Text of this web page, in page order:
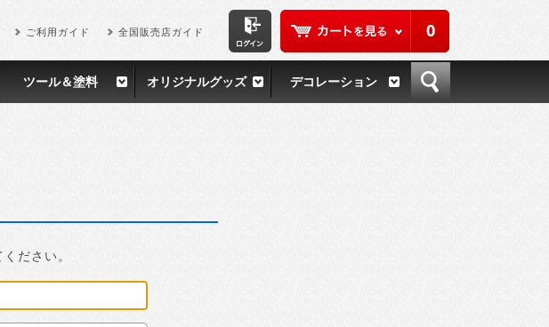
0
ご利用ガイド 全国販売店ガイド
ツール＆塗料 オリジナルグッズ デコレーション
ださい。